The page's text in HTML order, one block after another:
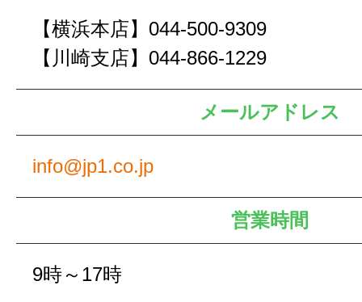
【横浜本店】044-500-9309
【川崎支店】044-866-1229
メールアドレス
info@jp1.co.jp
営業時間
9時～17時